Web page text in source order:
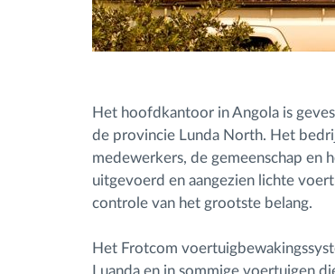
Het hoofdkantoor in Angola is
de provincie Lunda North. Het
medewerkers, de gemeenschap en
uitgevoerd en aangezien lichte
controle van het grootste belang.
Het Frotcom
Luanda en in sommige voertuigen